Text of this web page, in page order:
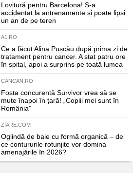
Lovitură pentru Barcelona! S-a
accidentat la antrenamente și poate lipsi
un an de pe teren
A1.RO
Ce a făcut Alina Pușcău după prima zi de
tratament pentru cancer. A stat patru ore
în spital, apoi a surprins pe toată lumea
CANCAN.RO
Fosta concurentă Survivor vrea să se
mute înapoi în țară! „Copiii mei sunt în
România”
ZIARE.COM
Oglindă de baie cu formă organică – de
ce contururile rotunjite vor domina
amenajările în 2026?